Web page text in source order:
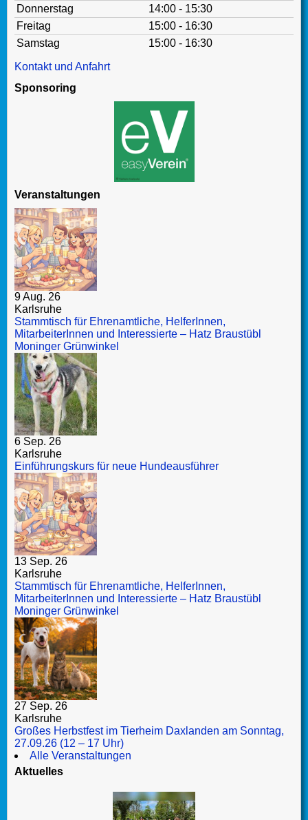
Donnerstag
14:00 - 15:30
Freitag
15:00 - 16:30
Samstag
15:00 - 16:30
Kontakt und Anfahrt
Sponsoring
Veranstaltungen
9 Aug. 26
Karlsruhe
Stammtisch für Ehrenamtliche, HelferInnen,
MitarbeiterInnen und Interessierte – Hatz Braustübl
Moninger Grünwinkel
6 Sep. 26
Karlsruhe
Einführungskurs für neue Hundeausführer
13 Sep. 26
Karlsruhe
Stammtisch für Ehrenamtliche, HelferInnen,
MitarbeiterInnen und Interessierte – Hatz Braustübl
Moninger Grünwinkel
27 Sep. 26
Karlsruhe
Großes Herbstfest im Tierheim Daxlanden am Sonntag,
27.09.26 (12 – 17 Uhr)
Alle Veranstaltungen
Aktuelles